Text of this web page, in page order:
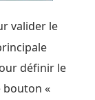
valider le
définir le
bouton «